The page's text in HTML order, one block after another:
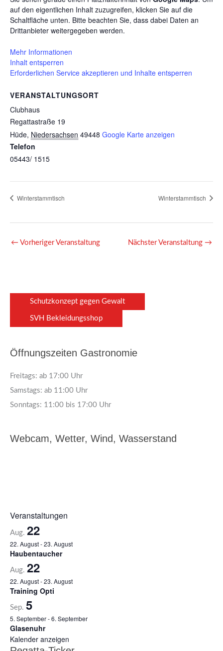
VERANSTALTUNGSORT
Clubhaus
Regattastraße 19
Hüde, Niedersachsen 49448 Google Karte anzeigen
Telefon
05443/ 1515
auf den eigentlichen Inhalt zuzugreifen, klicken Sie auf die
Schaltfläche unten. Bitte beachten Sie, dass dabei Daten an
Drittanbieter weitergegeben werden.
Mehr Informationen
Inhalt entsperren
Erforderlichen Service akzeptieren und Inhalte entsperren
Winterstammtisch Winterstammtisch
← Vorheriger Veranstaltung Nächster Veranstaltung →
Schutzkonzept gegen Gewalt
SVH Bekleidungsshop
Öffnungszeiten Gastronomie
Freitags: ab 17:00 Uhr
Samstags: ab 11:00 Uhr
Sonntags: 11:00 bis 17:00 Uhr
Webcam, Wetter, Wind, Wasserstand
Veranstaltungen
Aug. 22
22. August-23. August
Haubentaucher
Aug. 22
22. August-23. August
Training Opti
Sep. 5
5. September-6. September
Glasenuhr
Kalender anzeigen